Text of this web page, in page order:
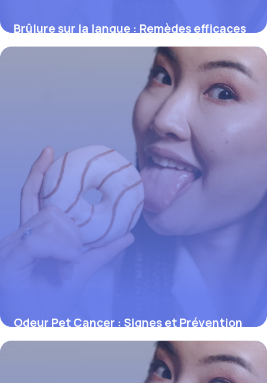
Brûlure sur la langue : Remèdes efficaces
2 juin 2026
Odeur Pet Cancer : Signes et Prévention
1 juin 2026